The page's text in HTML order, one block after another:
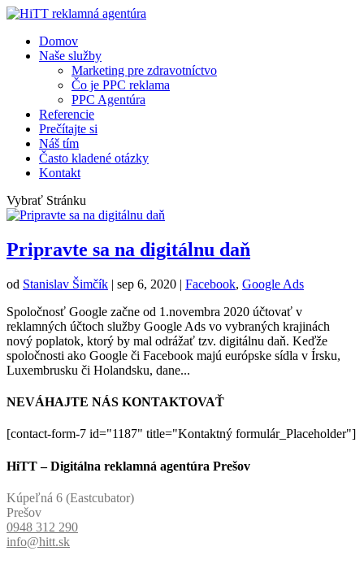
Domov
Naše služby
Marketing pre zdravotníctvo
Čo je PPC reklama
PPC Agentúra
Referencie
Prečítajte si
Náš tím
Často kladené otázky
Kontakt
Vybrať Stránku
Pripravte sa na digitálnu daň
od Stanislav Šimčík | sep 6, 2020 | Facebook, Google Ads
Spoločnosť Google začne od 1.novembra 2020 účtovať v
reklamných účtoch služby Google Ads vo vybraných krajinách
nový poplatok, ktorý by mal odrážať tzv. digitálnu daň. Keďže
spoločnosti ako Google či Facebook majú európske sídla v Írsku,
Luxembrusku či Holandsku, dane...
NEVÁHAJTE NÁS KONTAKTOVAŤ
[contact-form-7 id="1187" title="Kontaktný formulár_Placeholder"]
HiTT – Digitálna reklamná agentúra Prešov
Kúpeľná 6 (Eastcubator)
Prešov
0948 312 290
info@hitt.sk